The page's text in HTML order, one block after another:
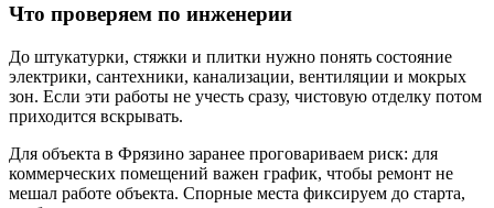
Что проверяем по инженерии
До штукатурки, стяжки и плитки нужно понять состояние
электрики, сантехники, канализации, вентиляции и мокрых
зон. Если эти работы не учесть сразу, чистовую отделку потом
приходится вскрывать.
Для объекта в Фрязино заранее проговариваем риск: для
коммерческих помещений важен график, чтобы ремонт не
мешал работе объекта. Спорные места фиксируем до старта,